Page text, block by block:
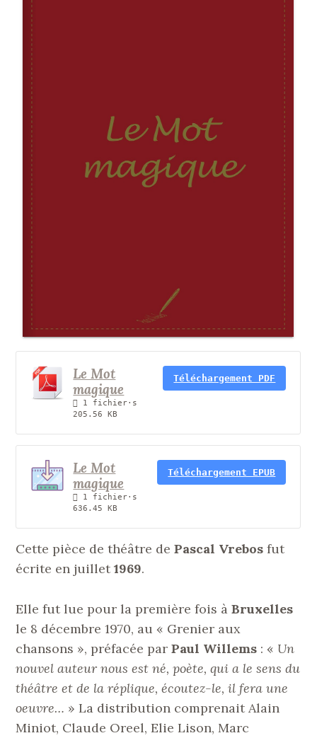
Le Mot
magique
1 fichier·s
205.56 KB
Téléchargement PDF
Le Mot
magique
1 fichier·s
636.45 KB
Téléchargement EPUB
Cette pièce de théâtre dePascal Vrebos fut
écrite en juillet1969.
Elle fut lue pour la première fois àBruxelles
le 8 décembre 1970, au « Grenier aux
chansons », préfacée par Paul Willems : « Un
nouvel auteur nous est né, poète, qui a le sens du
théâtre et de la réplique, écoutez-le, il fera une
oeuvre… » La distribution comprenait Alain
Miniot, Claude Oreel, Elie Lison, Marc